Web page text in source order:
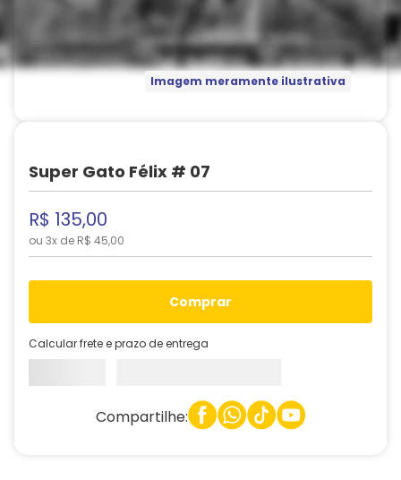
Imagem meramente ilustrativa
Super Gato Félix # 07
R$ 135,00
ou 3x de R$ 45,00
comprar
Calcular frete e prazo de entrega
Compartilhe: